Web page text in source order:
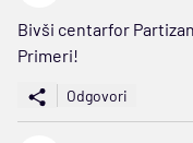
Bivši centarfor
Primeri!
Odgovori